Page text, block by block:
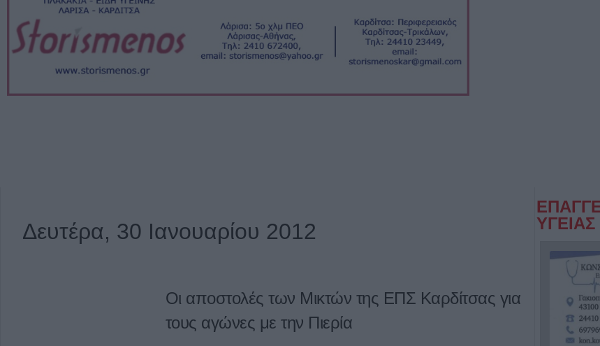
Δευτέρα, 30 Ιανουαρίου 2012
Οι αποστολές των Μικτών της ΕΠΣ Καρδίτσας για
τους αγώνες με την Πιερία
ΥΓΕΙΑΣ